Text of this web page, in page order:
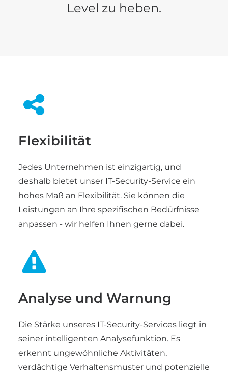
Level zu heben.
Analyse und Warnung
Die Stärke unseres IT-Security-Services liegt in
seiner intelligenten Analysefunktion. Es
erkennt ungewöhnliche Aktivitäten,
verdächtige Verhaltensmuster und potenzielle
Flexibilität
Jedes Unternehmen ist einzigartig, und
deshalb bietet unser IT-Security-Service ein
hohes Maß an Flexibilität. Sie können die
Leistungen an Ihre spezifischen Bedürfnisse
anpassen - wir helfen Ihnen gerne dabei.